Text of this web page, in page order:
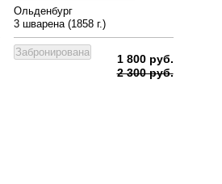
Ольденбург
3 шварена (1858 г.)
1 800 руб.
2 300 руб.